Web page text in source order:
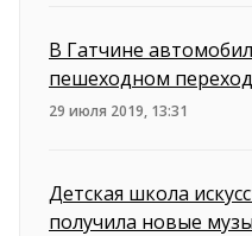
В Гатчине
пешеходном
29 июля 2019, 13:31
Детская школа
получила новые